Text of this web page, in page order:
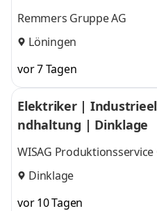
Remmers Gruppe AG
Löningen
vor 7 Tagen
Elektriker |
ndhaltung | Dinklage
WISAG Produktionsservice
Dinklage
vor 10 Tagen